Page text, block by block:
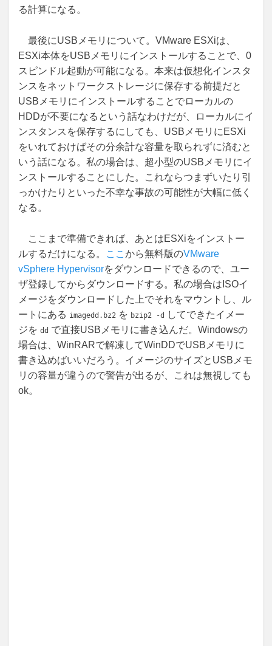
る計算になる。
最後にUSBメモリについて。VMware ESXiは、
ESXi本体をUSBメモリにインストールすることで、0
スピンドル起動が可能になる。本来は仮想化インスタ
ンスをネットワークストレージに保存する前提だと
USBメモリにインストールすることでローカルの
HDDが不要になるという話なわけだが、ローカルにイ
ンスタンスを保存するにしても、USBメモリにESXi
をいれておけばその分余計な容量を取られずに済むと
いう話になる。私の場合は、超小型のUSBメモリにイ
ンストールすることにした。これならつまずいたり引
っかけたりといった不幸な事故の可能性が大幅に低く
なる。
ここまで準備できれば、あとはESXiをインストー
ルするだけになる。
ここ から無料版のVMware
vSphere Hypervisorをダウンロードできるので、ユー
ザ登録してからダウンロードする。私の場合はISOイ
メージをダウンロードした上でそれをマウントし、ル
ートにある imagedd.bz2 を bzip2 -d
してできたイメー
ジを dd で直接USBメモリに書き込んだ。Windowsの
場合は、WinRARで解凍してWinDDでUSBメモリに
書き込めばいいだろう。イメージのサイズとUSBメモ
リの容量が違うので警告が出るが、これは無視しても
ok。